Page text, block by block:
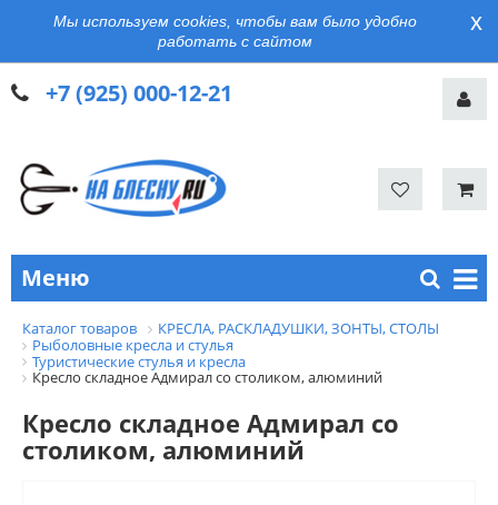
Мы используем cookies, чтобы вам было удобно
работать с сайтом
x
+7 (925) 000-12-21
Меню
Каталог товаров
КРЕСЛА, РАСКЛАДУШКИ, ЗОНТЫ, СТОЛЫ
Рыболовные кресла и стулья
Туристические стулья и кресла
Кресло складное Адмирал со столиком, алюминий
Кресло складное Адмирал со
столиком, алюминий